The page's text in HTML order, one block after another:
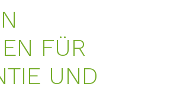
FÜR
UND